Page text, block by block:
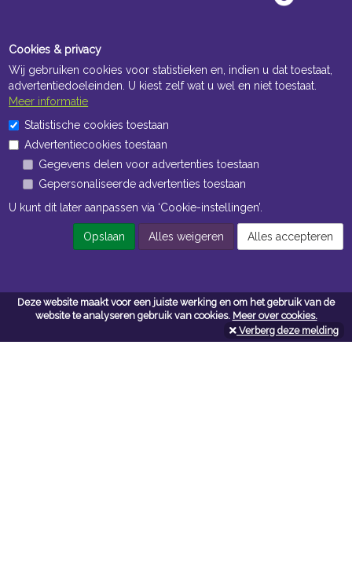
Deze website maakt voor een juiste werking en om het gebruik van de
website te analyseren gebruik van cookies. Meer over cookies.
Verberg deze melding
Contacteer ons
Kerkstoel bouwmaterialen
Cookies & privacy
Wij gebruiken cookies voor statistieken en, indien u dat toestaat,
advertentiedoeleinden. U kiest zelf wat u wel en niet toestaat.
Meer informatie
Statistische cookies toestaan
Advertentiecookies toestaan
Gegevens delen voor advertenties toestaan
Gepersonaliseerde advertenties toestaan
U kunt dit later aanpassen via ‘Cookie-instellingen’.
Opslaan Alles weigeren Alles accepteren